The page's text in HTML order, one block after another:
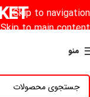
Skip to navigation
Skip to main content
منو